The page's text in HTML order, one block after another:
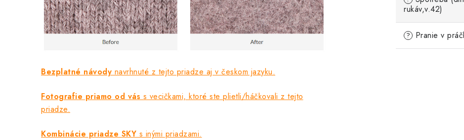
Bezplatné návody navrhnuté z tejto priadze aj v českom jazyku.
Fotografie priamo od vás s vecičkami, ktoré ste plietli/háčkovali z tejto
priadze.
Kombinácie priadze SKY s inými priadzami.
rukáv,v.42)
? Pranie v